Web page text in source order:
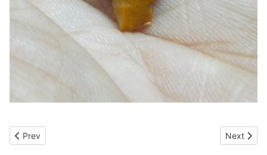
Previous article: Boortjes en ruimers
Prev Next
Next